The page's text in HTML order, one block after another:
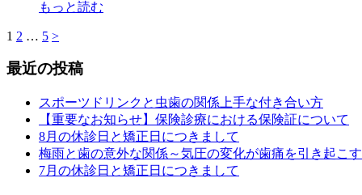
もっと読む
1 2 … 5 >
最近の投稿
スポーツドリンクと虫歯の関係上手な付き合い方
【重要なお知らせ】保険診療における保険証について
8月の休診日と矯正日につきまして
梅雨と歯の意外な関係～気圧の変化が歯痛を引き起こ
7月の休診日と矯正日につきまして